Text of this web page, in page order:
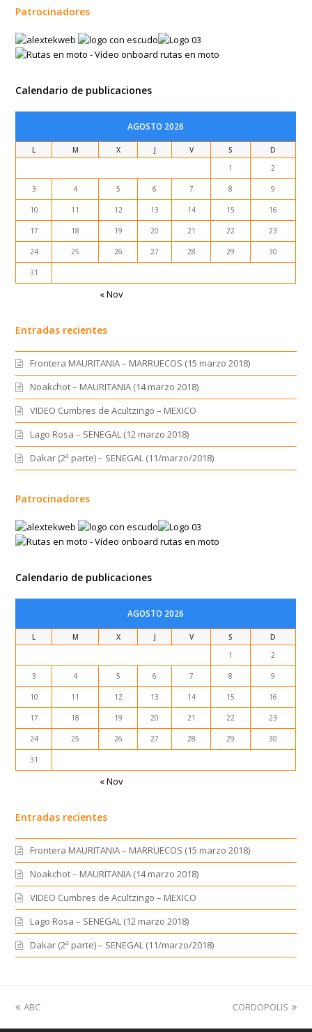
Patrocinadores
Calendario de publicaciones
AGOSTO 2026
L M X J V S
D
1
2
3 4 5 6 7 8 9
10 11 12 13 14 15 16
17 18 19 20 21 22 23
24 25 26 27 28 29 30
31
« Nov
Entradas recientes
Frontera MAURITANIA – MARRUECOS (15 marzo 2018)
Noakchot – MAURITANIA (14 marzo 2018)
VIDEO Cumbres de Acultzingo – MEXICO
Lago Rosa – SENEGAL (12 marzo 2018)
Dakar (2ª parte) – SENEGAL (11/marzo/2018)
Patrocinadores
Calendario de publicaciones
AGOSTO 2026
L M X J V S
D
1
2
3 4 5 6 7 8 9
10 11 12 13 14 15 16
17 18 19 20 21 22 23
24 25 26 27 28 29 30
31
« Nov
Entradas recientes
Frontera MAURITANIA – MARRUECOS (15 marzo 2018)
Noakchot – MAURITANIA (14 marzo 2018)
VIDEO Cumbres de Acultzingo – MEXICO
Lago Rosa – SENEGAL (12 marzo 2018)
Dakar (2ª parte) – SENEGAL (11/marzo/2018)
previous
ABC
next
CORDOPOLIS